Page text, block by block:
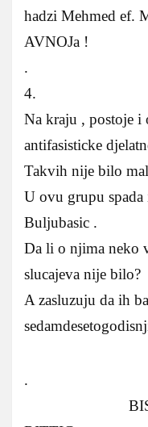
hadzi Mehmed ef.
AVNOJa !
.
4.
Na kraju , postoje
antifasisticke
Takvih nije bilo
U ovu grupu
Buljubasic .
Da li o njima neko
slucajeva nije bilo?
A zasluzuju da ih
.
BISKUP